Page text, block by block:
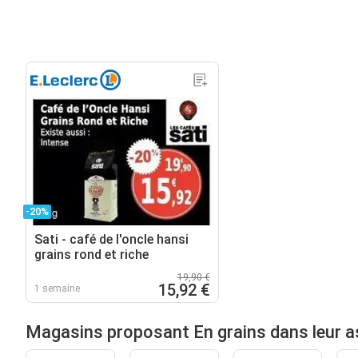
-20%
Sati - café de l'oncle hansi
grains rond et riche
1 semaine
19,90 €
15,92 €
Magasins proposant En grains dans leur